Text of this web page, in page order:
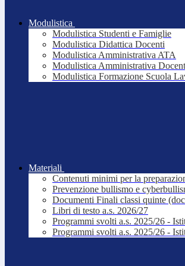
Modulistica
Modulistica Studenti e Famiglie
Modulistica Didattica Docenti
Modulistica Amministrativa ATA
Modulistica Amministrativa
Modulistica Formazione Scuola
Materiali
Contenuti minimi per la
Prevenzione bullismo e
Documenti Finali classi quinte
Libri di testo a.s. 2026/27
Programmi svolti a.s. 2025/26 -
Programmi svolti a.s. 2025/26 -